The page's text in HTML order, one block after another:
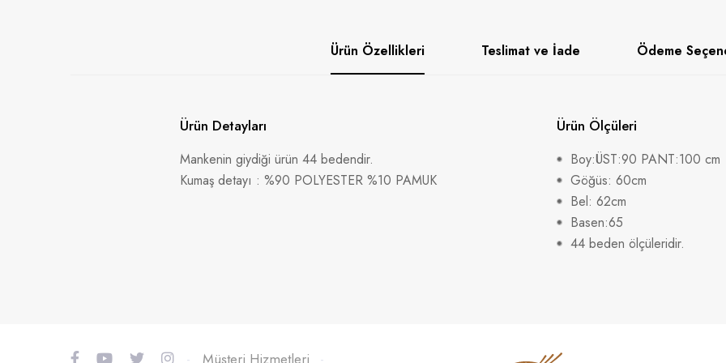
Ürün Özellikleri Teslimat ve İade Ödeme
Ürün Detayları
Mankenin giydiği ürün 44 bedendir.
Kumaş detayı : %90 POLYESTER %10 PAMUK
Ürün Ölçüleri
Boy:ÜST:90 PANT:100 cm
Göğüs: 60cm
Bel: 62cm
Basen:65
44 beden ölçüleridir.
- Müşteri Hizmetleri -